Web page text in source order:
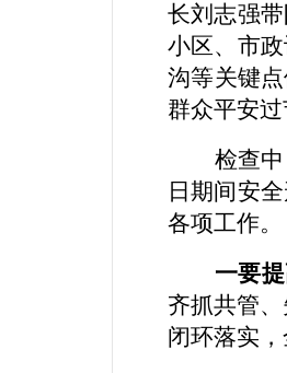
长刘志强
小区、市
沟等关键
群众平安过
检查中
日期间安
各项工作。
一要
齐抓共管
闭环落实